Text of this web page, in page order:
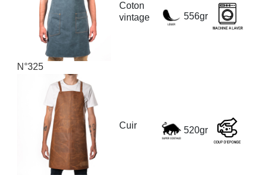
N°325
Coton
vintage
556gr
Cuir 520gr